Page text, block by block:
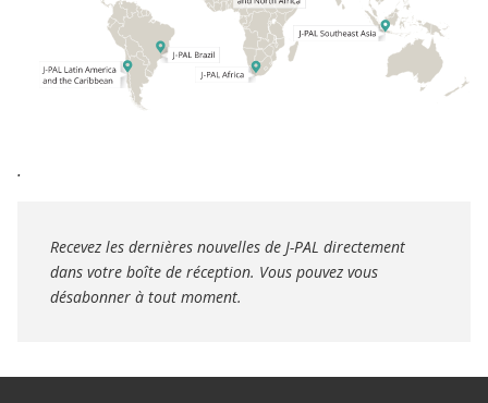
.
Recevez les dernières nouvelles de J-PAL directement
dans votre boîte de réception. Vous pouvez vous
désabonner à tout moment.